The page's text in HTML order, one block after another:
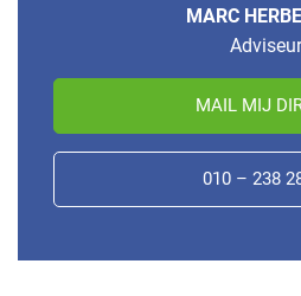
MARC
Adviseur
MAIL MIJ
010 – 238